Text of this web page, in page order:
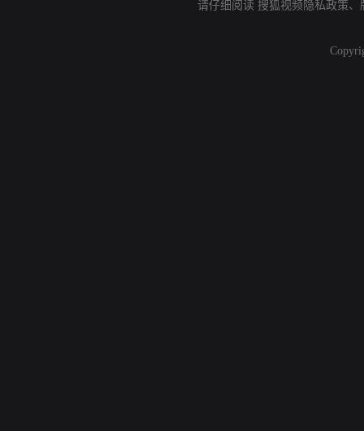
请仔细阅读 搜狐视频隐私政策、